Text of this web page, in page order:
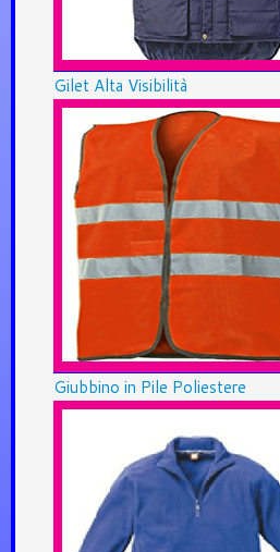
Gilet Alta Visibilità
Giubbino in Pile Poliestere